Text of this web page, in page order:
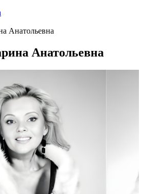
Анатольевна
Анатольевна